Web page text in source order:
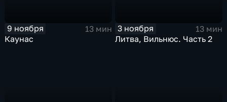
9 ноября
13 мин
Каунас
3 ноября
13 мин
Литва, Вильнюс. Часть 2